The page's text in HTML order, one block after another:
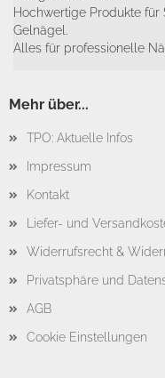
Hochwertige Produkte
Gelnägel.
Alles für professionelle
Mehr über...
TPO: Aktuelle Infos
Impressum
Kontakt
Liefer- und
Widerrufsrecht &
Privatsphäre und
AGB
Cookie Einstellungen